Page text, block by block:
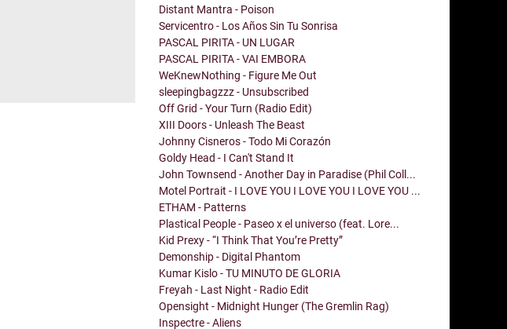
Distant Mantra - Poison
Servicentro - Los Años Sin Tu Sonrisa
PASCAL PIRITA - UN LUGAR
PASCAL PIRITA - VAI EMBORA
WeKnewNothing - Figure Me Out
sleepingbagzzz - Unsubscribed
Off Grid - Your Turn (Radio Edit)
XIII Doors - Unleash The Beast
Johnny Cisneros - Todo Mi Corazón
Goldy Head - I Can't Stand It
John Townsend - Another Day in Paradise (Phil Coll...
Motel Portrait - I LOVE YOU I LOVE YOU I LOVE YOU ...
ETHAM - Patterns
Plastical People - Paseo x el universo (feat. Lore...
Kid Prexy - “I Think That You’re Pretty”
Demonship - Digital Phantom
Kumar Kislo - TU MINUTO DE GLORIA
Freyah - Last Night - Radio Edit
Opensight - Midnight Hunger (The Gremlin Rag)
Inspectre - Aliens